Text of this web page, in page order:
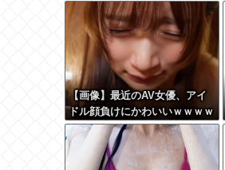
【画像】最近のAV女優、アイ
ドル顔負けにかわいいｗｗｗｗ
ｗ